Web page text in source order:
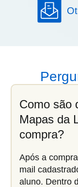
Como são
Mapas da
compra?
Após a
mail
aluno. Dentro